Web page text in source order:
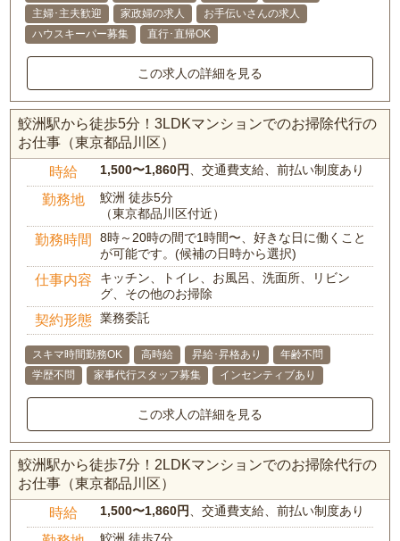
主婦･主夫歓迎
家政婦の求人
お手伝いさんの求人
ハウスキーパー募集
直行･直帰OK
この求人の詳細を見る
鮫洲駅から徒歩5分！3LDKマンションでのお掃除代行の
お仕事（東京都品川区）
時給 1,500〜1,860円 、交通費支給、前払い制度あり
勤務地
鮫洲 徒歩5分
（東京都品川区付近）
勤務時間
8時～20時の間で1時間〜、好きな日に働くこと
が可能です。(候補の日時から選択)
仕事内容
キッチン、トイレ、お風呂、洗面所、リビン
グ、その他のお掃除
契約形態 業務委託
スキマ時間勤務OK 高時給 昇給･昇格あり
年齢不問
学歴不問
家事代行スタッフ募集 インセンティブあり
この求人の詳細を見る
鮫洲駅から徒歩7分！2LDKマンションでのお掃除代行の
お仕事（東京都品川区）
時給 1,500〜1,860円 、交通費支給、前払い制度あり